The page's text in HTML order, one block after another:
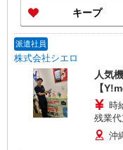
キープ
派遣社員
株式会社シエロ
人気
【
時
残業代
+゜・
万円支給(規定有)
沖